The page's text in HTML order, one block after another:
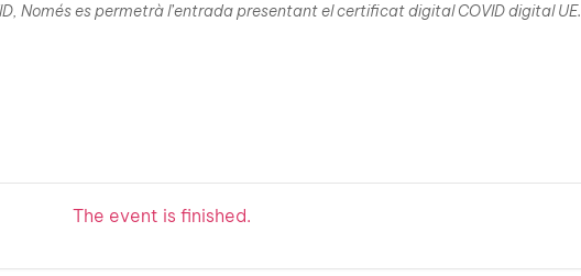
Només es permetrà l’entrada presentant el certificat digital COVID digital UE.
The event is finished.